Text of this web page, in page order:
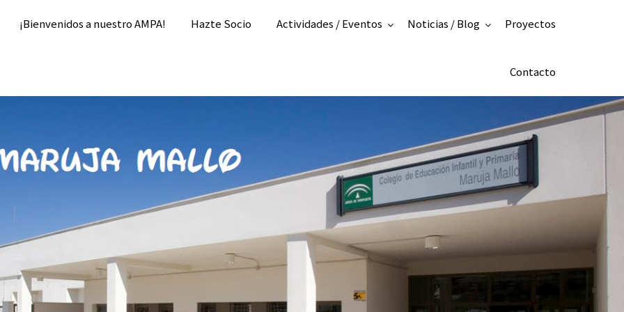
¡Bienvenidos a nuestro AMPA! Hazte Socio Actividades / Eventos Noticias / Blog Proyectos
Contacto